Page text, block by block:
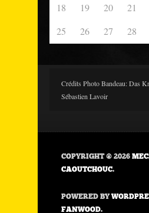
18
19 20 21
25
26 27 28
Crédits Photo Bandeau: Das
Sébastien Lavoir
COPYRIGHT © 2026
CAOUTCHOUC.
POWERED BY
FANWOOD.